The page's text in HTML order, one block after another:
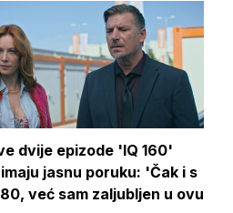
dvije epizode 'IQ 160'
jasnu poruku: 'Čak i s
već sam zaljubljen u ovu